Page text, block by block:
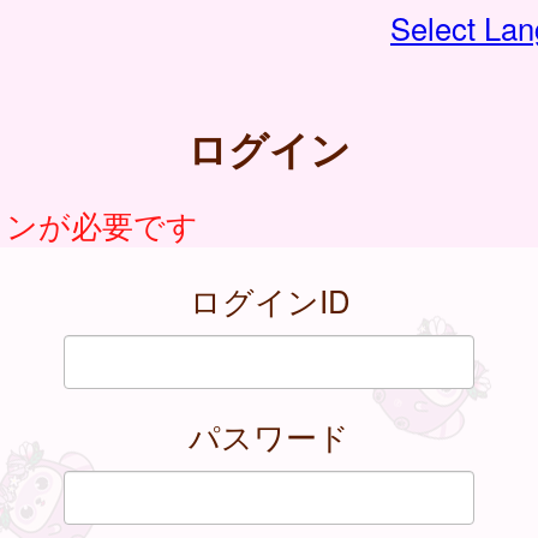
Select
ログイン
が必要です
ログインID
パスワード